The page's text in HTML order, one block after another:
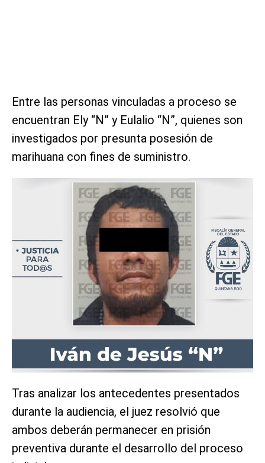
Entre las personas vinculadas a proceso se
encuentran Ely “N” y Eulalio “N”, quienes son
investigados por presunta posesión de
marihuana con fines de suministro.
Tras analizar los antecedentes presentados
durante la audiencia, el juez resolvió que
ambos deberán permanecer en prisión
preventiva durante el desarrollo del proceso